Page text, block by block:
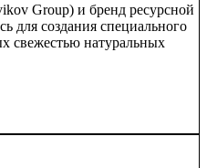
Group) и бренд ресурсной
для создания специального
свежестью натуральных